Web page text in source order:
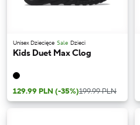
Unisex Dziecięce Sale Dzieci
Kids Duet Max Clog
129.99 PLN (-35%)199.99 PLN